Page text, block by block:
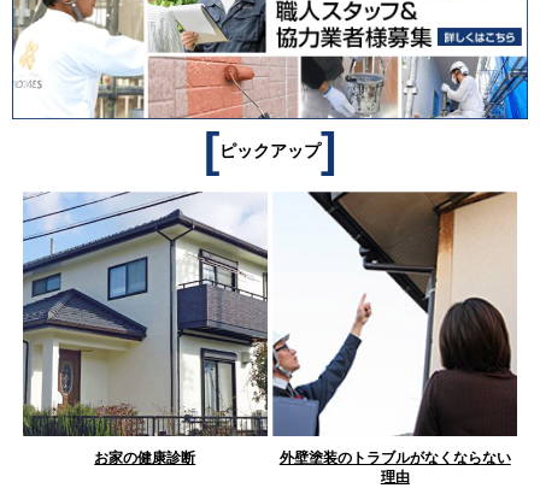
[ピックアップ]
お家の健康診断
外壁塗装のトラブルがなくならない
理由